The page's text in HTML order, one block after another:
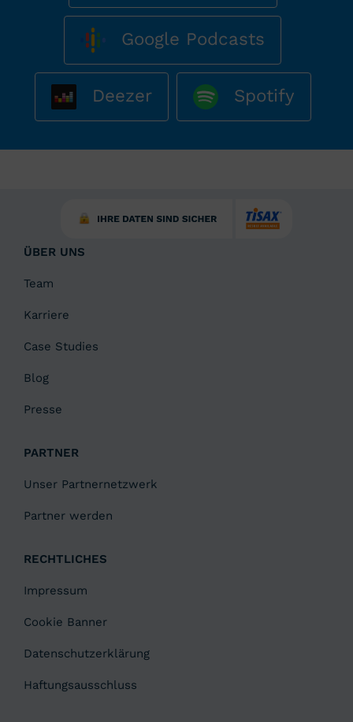
Google Podcasts
Deezer Spotify
ÜBER UNS
Team
Karriere
Case Studies
Blog
Presse
PARTNER
Unser Partnernetzwerk
Partner werden
RECHTLICHES
Impressum
Cookie Banner
Datenschutzerklärung
Haftungsausschluss